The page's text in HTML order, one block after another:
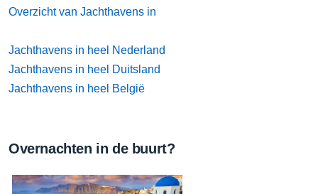
Overzicht van Jachthavens in
Jachthavens in heel Nederland
Jachthavens in heel Duitsland
Jachthavens in heel België
Overnachten in de buurt?